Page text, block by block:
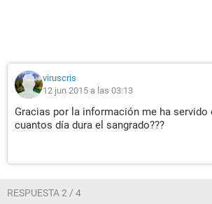
viruscris
12 jun 2015 a las 03:13
Gracias por la información me ha servido
cuantos día dura el sangrado???
RESPUESTA 2 / 4